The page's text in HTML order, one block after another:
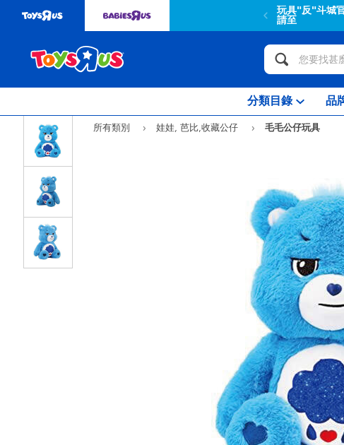
玩具"反"斗城
請至
分類目錄 品
所有類別 娃娃, 芭比,收藏公仔
毛毛公仔玩具